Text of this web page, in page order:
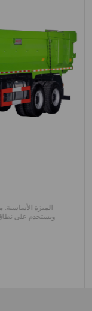
الميزة
ويستخدم على نطاق